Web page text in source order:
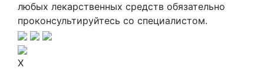
любых лекарственных средств обязательно
проконсультируйтесь со специалистом.
X